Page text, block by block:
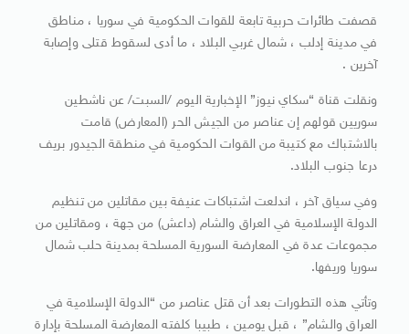
قصفت طائرات حربية تابعة للقوات الحكومية في سوريا ، مناطق
في مدينة إدلب ، شمال غربي البلاد ، ما أدى لسقوط قتلى وإصابة
آخرين .
ونقلت قناة “سكاي نيوز” الإخبارية اليوم /السبت/ عن ناشطين
سوريين قولهم إن عناصر من الجيش الحر (المعارض) قامت
بالاشتباك مع كتيبة من القوات الحكومية في منطقة الجيدور بريف
درعا جنوب البلاد.
وفي سياق آخر ، اندلعت اشتباكات عنيفة بين مقاتلين من تنظيم
الدولة الإسلامية في العراق والشام (داعش) من جهة ، ومقاتلين من
مجموعات عدة في المعارضة السورية المسلحة بمدينة حلب شمال
سوريا وريفها.
وتأتي هذه التطورات بعد أن قتل عناصر من “الدولة الإسلامية في
العراق والشام” ، قبل يومين ، طبيبا كلفته المعارضة المسلحة بإدارة